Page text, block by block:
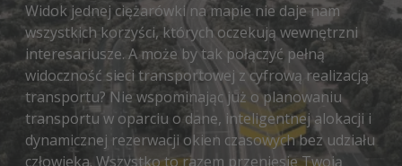
Widok jednej ciężarówki na mapie nie daje nam
wszystkich korzyści, których oczekują wewnętrzni
interesariusze. A może by tak połączyć pełną
widoczność sieci transportowej z cyfrową realizacją
transportu? Nie wspominając już o planowaniu
transportu w oparciu o dane, inteligentnej alokacji i
dynamicznej rezerwacji okien czasowych bez udziału
człowieka. Wszystko to razem przeniesie Twoją